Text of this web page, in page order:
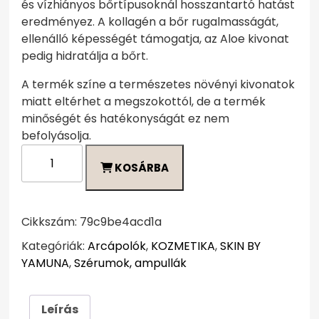
és vízhiányos bőrtípusoknál hosszantartó hatást
eredményez. A kollagén a bőr rugalmasságát,
ellenálló képességét támogatja, az Aloe kivonat
pedig hidratálja a bőrt.
A termék színe a természetes növényi kivonatok
miatt eltérhet a megszokottól, de a termék
minőségét és hatékonyságát ez nem
befolyásolja.
szérum
mennyiség
KOSÁRBA
Cikkszám: 79c9be4acd1a
Kategóriák:Arcápolók, KOZMETIKA,SKIN BY
YAMUNA,Szérumok, ampullák
Leírás